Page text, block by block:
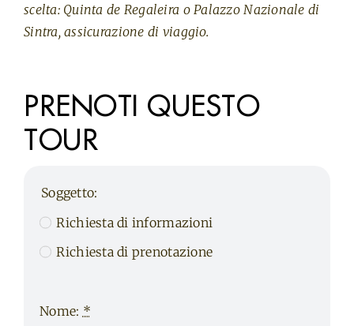
scelta: Quinta de Regaleira o Palazzo Nazionale di
Sintra, assicurazione di viaggio.
PRENOTI QUESTO
TOUR
Soggetto:
Richiesta di informazioni
Richiesta di prenotazione
Nome: *